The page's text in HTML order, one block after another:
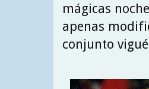
mágicas
apenas
conjunto